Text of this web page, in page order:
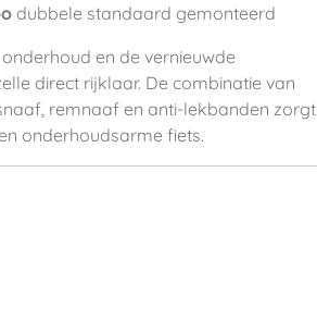
dubbele standaard gemonteerd
en de vernieuwde
direct rijklaar. De combinatie van
remnaaf en anti-lekbanden zorgt
onderhoudsarme fiets.